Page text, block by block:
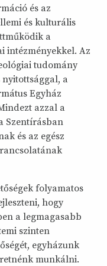
és az
és kulturális
a
intézményekkel. Az
tudomány
nyitottsággal, a
Egyház
azzal a
Szentírásban
és az egész
folyamatos
hogy
a legmagasabb
szinten
egyházunk
munkálni.